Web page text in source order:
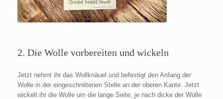
2. Die Wolle vorbereiten und wickeln
Jetzt nehmt ihr das Wollknäuel und befestigt den Anfang der
Wolle in der eingeschnittenen Stelle an der oberen Kante. Jetzt
wickelt ihr die Wolle um die lange Seite, je nach dicke der Wolle